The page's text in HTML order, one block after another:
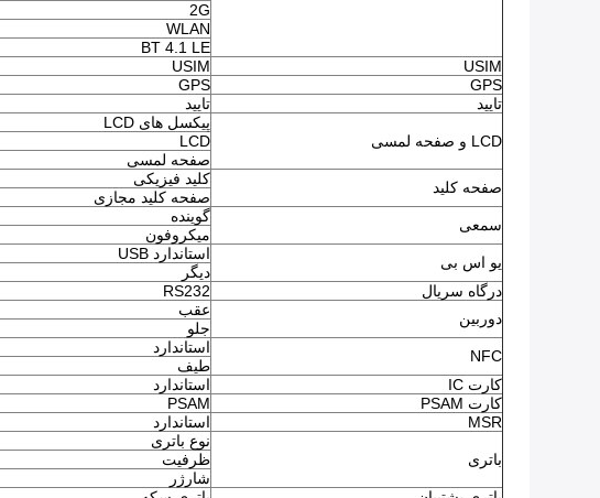
2G
WLAN
BT 4.1 LE
USIM
USIM
GPS
GPS
تایید
تایید
LCD و صفحه لمسی
پیکسل های LCD
LCD
صفحه لمسی
صفحه کلید
کلید فیزیکی
صفحه کلید مجازی
سمعی
گوینده
میکروفون
یو اس بی
استاندارد USB
دیگر
درگاه سریال
RS232
دوربین
عقب
جلو
NFC
استاندارد
طیف
کارت IC
استاندارد
کارت PSAM
PSAM
MSR
استاندارد
باتری
نوع باتری
ظرفیت
شارژر